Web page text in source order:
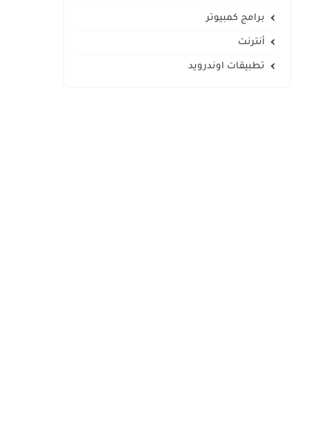
برامج كمبيوتر
أنترنت
تطبيقات اوندرويد